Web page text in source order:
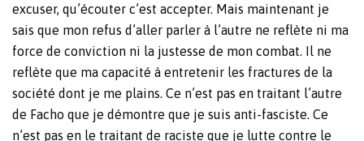
excuser, qu’écouter c’est accepter. Mais maintenant je
sais que mon refus d’aller parler à l’autre ne reflète ni ma
force de conviction ni la justesse de mon combat. Il ne
reflète que ma capacité à entretenir les fractures de la
société dont je me plains. Ce n’est pas en traitant l’autre
de Facho que je démontre que je suis anti-fasciste. Ce
n’est pas en le traitant de raciste que je lutte contre le